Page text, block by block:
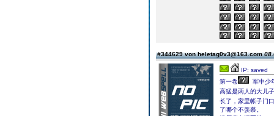
#344629 von heletag0v3@163.com
IP: saved
第一卷
军中少
高猛是两人的大儿
长了，家里帐子门
了哪个不羡慕。